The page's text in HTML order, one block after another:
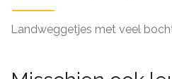
Landweggetjes met veel